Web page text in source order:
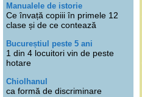
Manualele de istorie
Ce învață copiii în primele 12
clase și de ce contează
Bucureștiul peste 5 ani
1 din 4 locuitori vin de peste
hotare
Chiolhanul
ca formă de discriminare